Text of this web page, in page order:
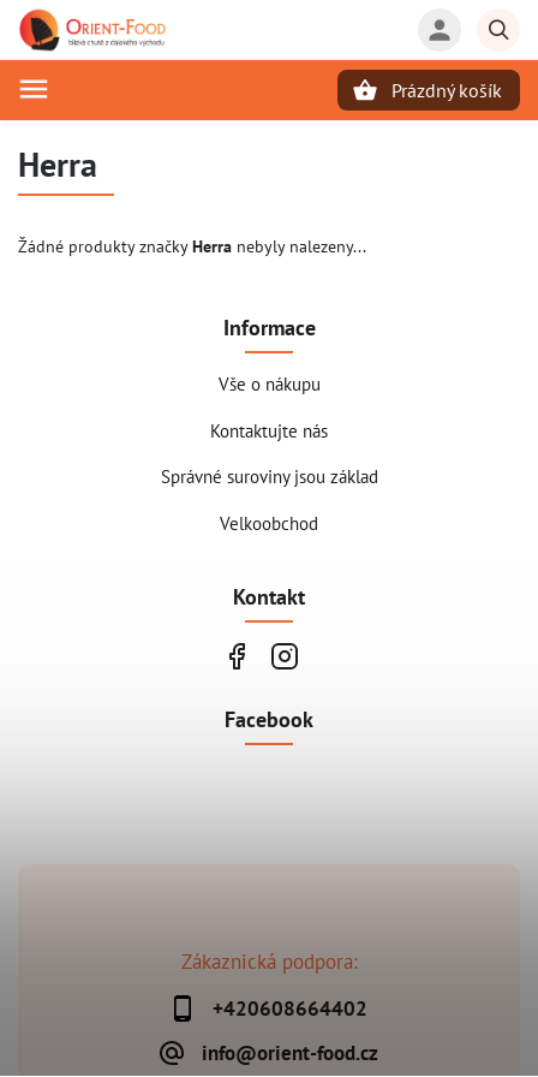
Prázdný košík
Herra
Žádné produkty značkyHerra nebyly nalezeny...
Zákaznická podpora:
+420608664402
info@orient-food.cz
Informace
Vše o nákupu
Kontaktujte nás
Správné suroviny jsou základ
Velkoobchod
Kontakt
Facebook